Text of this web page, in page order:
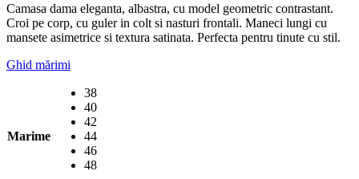
Camasa dama eleganta, albastra, cu model geometric contrastant.
Croi pe corp, cu guler in colt si nasturi frontali. Maneci lungi cu
mansete asimetrice si textura satinata. Perfecta pentru tinute cu stil.
Ghid mărimi
Marime
38
40
42
44
46
48